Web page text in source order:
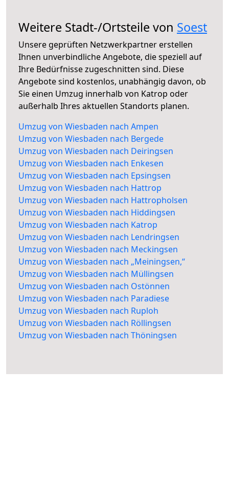
Weitere Stadt-/Ortsteile von Soest
Unsere geprüften Netzwerkpartner erstellen
Ihnen unverbindliche Angebote, die speziell auf
Ihre Bedürfnisse zugeschnitten sind. Diese
Angebote sind kostenlos, unabhängig davon, ob
Sie einen Umzug innerhalb von Katrop oder
außerhalb Ihres aktuellen Standorts planen.
Umzug von Wiesbaden nach Ampen
Umzug von Wiesbaden nach Bergede
Umzug von Wiesbaden nach Deiringsen
Umzug von Wiesbaden nach Enkesen
Umzug von Wiesbaden nach Epsingsen
Umzug von Wiesbaden nach Hattrop
Umzug von Wiesbaden nach Hattropholsen
Umzug von Wiesbaden nach Hiddingsen
Umzug von Wiesbaden nach Katrop
Umzug von Wiesbaden nach Lendringsen
Umzug von Wiesbaden nach Meckingsen
Umzug von Wiesbaden nach „Meiningsen,“
Umzug von Wiesbaden nach Müllingsen
Umzug von Wiesbaden nach Ostönnen
Umzug von Wiesbaden nach Paradiese
Umzug von Wiesbaden nach Ruploh
Umzug von Wiesbaden nach Röllingsen
Umzug von Wiesbaden nach Thöningsen